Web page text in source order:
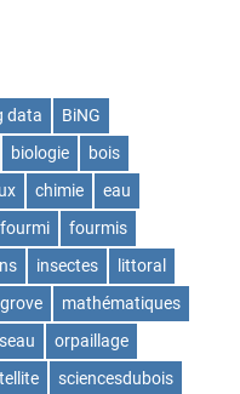
data
BiNG
biologie
bois
chimie
eau
fourmi
fourmis
insectes
littoral
mathématiques
orpaillage
sciencesdubois